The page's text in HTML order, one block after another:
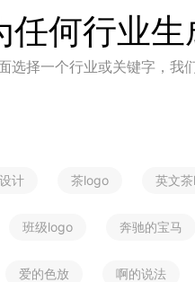
任何行业生
选择一个行业或关键字，我
计 茶logo 英文
班级logo 奔驰的宝马
爱的色放 啊的说法